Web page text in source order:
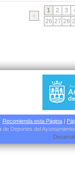
1 2 3
26 27 28
Recomienda esta Página |
Deportes del